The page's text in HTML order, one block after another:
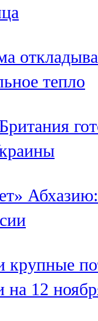
тепло
на 12